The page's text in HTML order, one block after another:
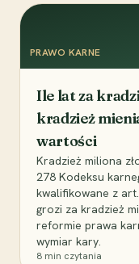
PRAWO KARNE
Ile lat za
kradzież
wartości
Kradzież miliona
278 Kodeksu
kwalifikowane z
grozi za kradzież
reformie prawa
wymiar kary.
8 min czytania